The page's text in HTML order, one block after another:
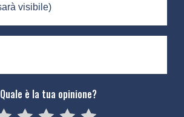
Quale è la tua opinione?
45
4
35
3
25
2
15
05